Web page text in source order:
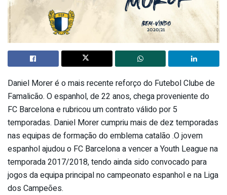
Daniel Morer é o mais recente reforço do Futebol Clube de
Famalicão. O espanhol, de 22 anos, chega proveniente do
FC Barcelona e rubricou um contrato válido por 5
temporadas. Daniel Morer cumpriu mais de dez temporadas
nas equipas de formação do emblema catalão .O jovem
espanhol ajudou o FC Barcelona a vencer a Youth League na
temporada 2017/2018, tendo ainda sido convocado para
jogos da equipa principal no campeonato espanhol e na Liga
dos Campeões.